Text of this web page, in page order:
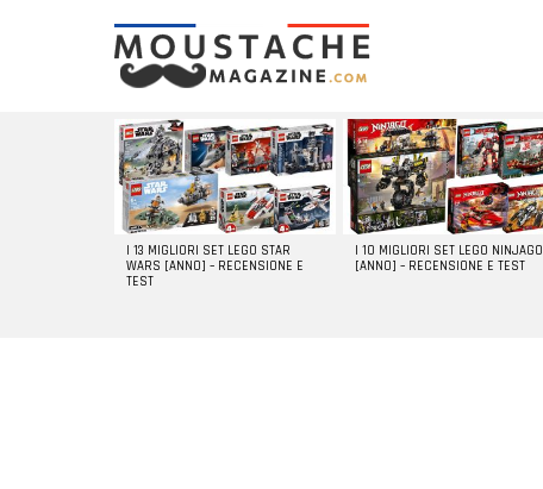
LATEST
STORIES
I 13 MIGLIORI SET LEGO STAR
WARS [ANNO] – RECENSIONE E
TEST
I 10 MIGLIORI SET LEGO NINJAGO
[ANNO] – RECENSIONE E TEST